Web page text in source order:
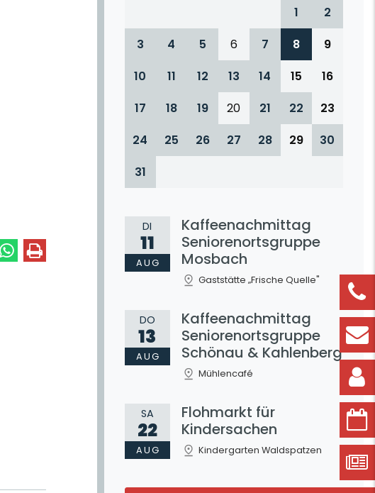
1
2
3
4 5 6 7 8
9
10
11 12 13 14 15
16
17
18 19 20 21 22
23
24
25 26 27 28 29
30
31
DI
11
AUG
Kaffeenachmittag
Seniorenortsgruppe
Mosbach
Gaststätte „Frische Quelle"
DO
13
AUG
Kaffeenachmittag
Seniorenortsgruppe
Schönau & Kahlenberg
Mühlencafé
SA
22
AUG
Flohmarkt für
Kindersachen
Kindergarten Waldspatzen